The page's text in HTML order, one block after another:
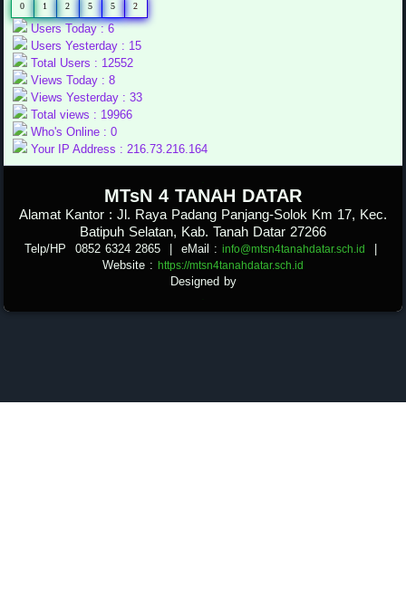
0 1 2 5 5 2
Users Today : 6
Users Yesterday : 15
Total Users : 12552
Views Today : 8
Views Yesterday : 33
Total views : 19966
Who's Online : 0
Your IP Address : 216.73.216.164
MTsN 4 TANAH DATAR
Alamat Kantor : Jl. Raya Padang Panjang-Solok Km 17, Kec.
Batipuh Selatan, Kab. Tanah Datar 27266
Telp/HP 0852 6324 2865 | eMail : info@mtsn4tanahdatar.sch.id
Website : https://mtsn4tanahdatar.sch.id
Designed by